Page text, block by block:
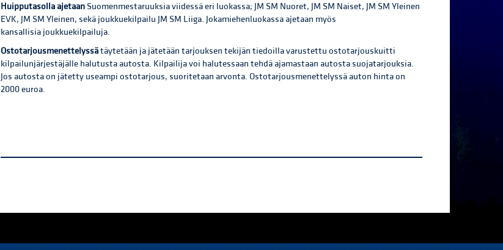
Huipputasolla ajetaan Suomenmestaruuksia viidessä eri luokassa; JM SM Nuoret, JM SM Naiset, JM SM Yleinen
EVK, JM SM Yleinen, sekä joukkuekilpailu JM SM Liiga. Jokamiehenluokassa ajetaan myös
kansallisia joukkuekilpailuja.
Ostotarjousmenettelyssätäytetään ja jätetään tarjouksen tekijän tiedoilla varustettu ostotarjouskuitti
kilpailunjärjestäjälle halutusta autosta. Kilpailija voi halutessaan tehdä ajamastaan autosta suojatarjouksia.
Jos autosta on jätetty useampi ostotarjous, suoritetaan arvonta. Ostotarjousmenettelyssä auton hinta on
2000 euroa.